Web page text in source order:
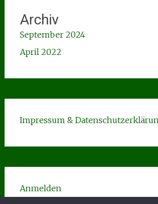
Archiv
September 2024
April 2022
Impressum &
Anmelden